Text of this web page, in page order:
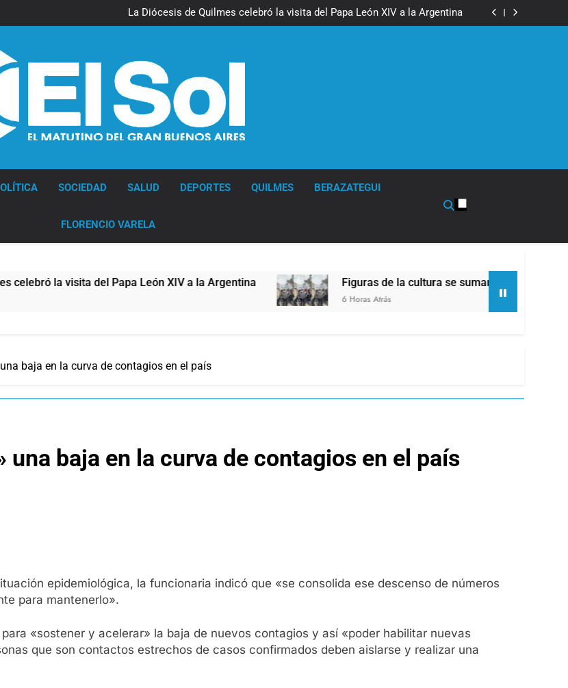
La Diócesis de Quilmes celebró la visita del Papa León XIV a la Argentina
Figuras de la cultura se sumaron a la marcha frente al Congreso contra la
La Diócesis de Quilmes celebró la visita del Papa León XIV a la Argentina
Figuras de la cultura se sumaron a la marcha frente al Congreso contra la
Nueva jornada negativa para los activos argentinos: cayeron las acciones
en Wall Street y el riesgo país quedó al borde de los 450 puntos
SOCIEDAD SALUD DEPORTES QUILMES BERAZATEGUI
FLORENCIO VARELA
la visita del Papa León XIV a la Argentina Figuras de la cultura se sumaron a la marcha frente
6 Horas Atrás
baja en la curva de contagios en el país
una baja en la curva de contagios en el país
epidemiológica, la funcionaria indicó que «se consolida ese descenso de números
para mantenerlo».
«sostener y acelerar» la baja de nuevos contagios y así «poder habilitar nuevas
que son contactos estrechos de casos confirmados deben aislarse y realizar una